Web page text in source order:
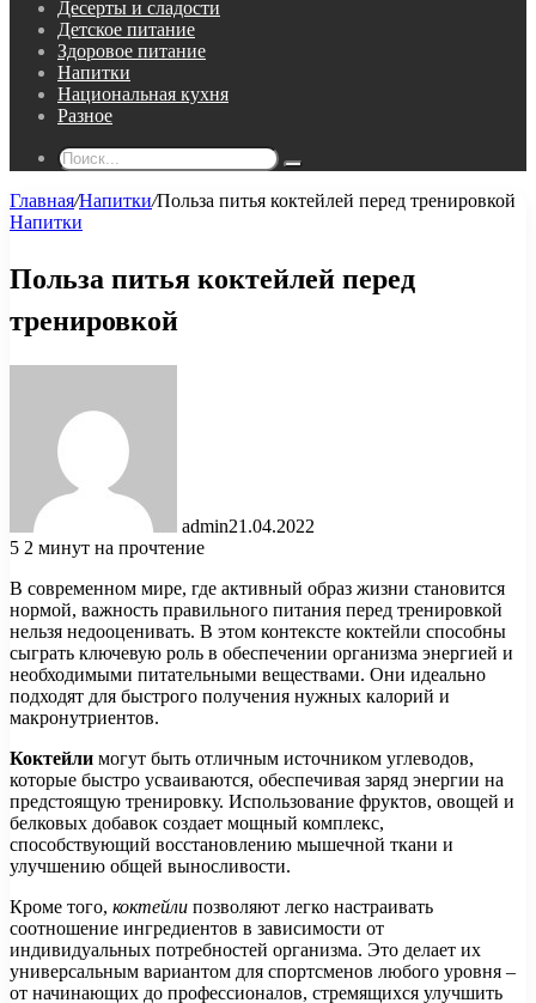
Десерты и сладости
Детское питание
Здоровое питание
Напитки
Национальная кухня
Разное
Поиск...
Главная/Напитки/Польза питья коктейлей перед тренировкой
Напитки
Польза питья коктейлей перед
тренировкой
admin21.04.2022
5 2 минут на прочтение
В современном мире, где активный образ жизни становится
нормой, важность правильного питания перед тренировкой
нельзя недооценивать. В этом контексте коктейли способны
сыграть ключевую роль в обеспечении организма энергией и
необходимыми питательными веществами. Они идеально
подходят для быстрого получения нужных калорий и
макронутриентов.
Коктейли могут быть отличным источником углеводов,
которые быстро усваиваются, обеспечивая заряд энергии на
предстоящую тренировку. Использование фруктов, овощей и
белковых добавок создает мощный комплекс,
способствующий восстановлению мышечной ткани и
улучшению общей выносливости.
Кроме того, коктейли позволяют легко настраивать
соотношение ингредиентов в зависимости от
индивидуальных потребностей организма. Это делает их
универсальным вариантом для спортсменов любого уровня –
от начинающих до профессионалов, стремящихся улучшить